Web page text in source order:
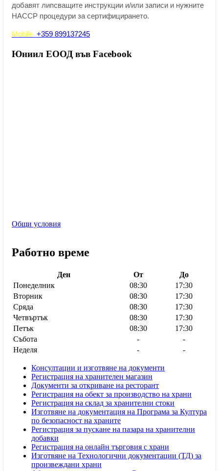
добавят липсващите инструкции и/или записи и нужните
HACCP процедури за сертифицирането.
Mobile +359 899137245
Юниил ЕООД във Facebook
Общи условия
Работно време
Ден От
До
Понеделник
08:30
17:30
Вторник
08:30
17:30
Сряда
08:30
17:30
Четвъртък
08:30
17:30
Петък
08:30
17:30
Събота
-
-
Неделя
- -
Консултации и изготвяне на документи
Регистрация на хранителен магазин
Документи за откриване на ресторант
Регистрация на обект за производство на храни
Регистрация на склад за хранителни стоки
Изготвяне на документация на Програма за Култура
по безопасност на храните
Регистрaция за пускане на пазара на хранителни
добавки
Регистрация на онлайн търговия с храни
Изготвяне на Технологични документации (ТД) за
произвеждани храни